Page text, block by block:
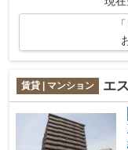
賃貸 | マンション エ